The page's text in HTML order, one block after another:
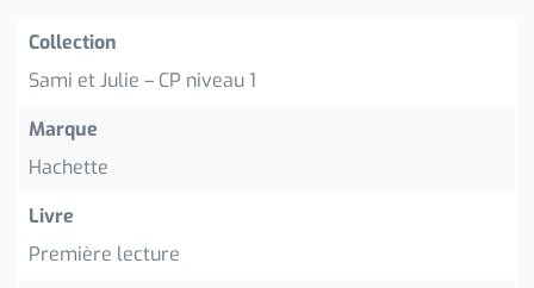
Collection
Sami et Julie – CP niveau 1
Marque
Hachette
Livre
Première lecture